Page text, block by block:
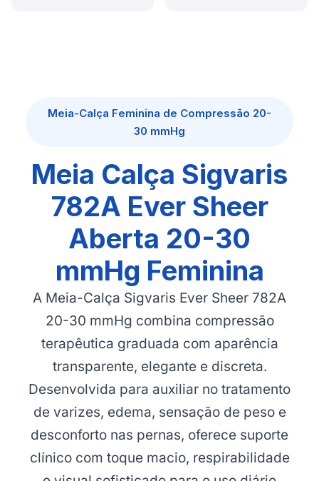
Meia-Calça Feminina de Compressão 20-
30 mmHg
Meia Calça Sigvaris
782A Ever Sheer
Aberta 20-30
mmHg Feminina
A Meia-Calça Sigvaris Ever Sheer 782A
20-30 mmHg combina compressão
terapêutica graduada com aparência
transparente, elegante e discreta.
Desenvolvida para auxiliar no tratamento
de varizes, edema, sensação de peso e
desconforto nas pernas, oferece suporte
clínico com toque macio, respirabilidade